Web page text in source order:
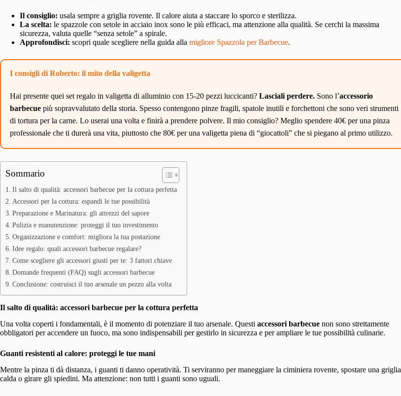
Il consiglio: usala sempre a griglia rovente. Il calore aiuta a staccare lo sporco e sterilizza.
La scelta: le spazzole con setole in acciaio inox sono le più efficaci, ma attenzione alla qualità. Se cerchi la massima
sicurezza, valuta quelle “senza setole” a spirale.
Approfondisci: scopri quale scegliere nella guida alla migliore Spazzola per Barbecue.
I consigli di Roberto: il mito della valigetta
Hai presente quei set regalo in valigetta di alluminio con 15-20 pezzi luccicanti? Lasciali perdere. Sono l’accessorio
barbecue più sopravvalutato della storia. Spesso contengono pinze fragili, spatole inutili e forchettoni che sono veri strumenti
di tortura per la carne. Lo userai una volta e finirà a prendere polvere. Il mio consiglio? Meglio spendere 40€ per una pinza
professionale che ti durerà una vita, piuttosto che 80€ per una valigetta piena di “giocattoli” che si piegano al primo utilizzo.
Sommario
Il salto di qualità: accessori barbecue per la cottura perfetta
Accessori per la cottura: espandi le tue possibilità
Preparazione e Marinatura: gli attrezzi del sapore
Pulizia e manutenzione: proteggi il tuo investimento
Organizzazione e comfort: migliora la tua postazione
Idee regalo: quali accessori barbecue regalare?
Come scegliere gli accessori giusti per te: 3 fattori chiave
Domande frequenti (FAQ) sugli accessori barbecue
Conclusione: costruisci il tuo arsenale un pezzo alla volta
Il salto di qualità: accessori barbecue per la cottura perfetta
Una volta coperti i fondamentali, è il momento di potenziare il tuo arsenale. Questi accessori barbecue non sono strettamente
obbligatori per accendere un fuoco, ma sono indispensabili per gestirlo in sicurezza e per ampliare le tue possibilità culinarie.
Guanti resistenti al calore: proteggi le tue mani
Mentre la pinza ti dà distanza, i guanti ti danno operatività. Ti serviranno per maneggiare la ciminiera rovente, spostare una griglia
calda o girare gli spiedini. Ma attenzione: non tutti i guanti sono uguali.